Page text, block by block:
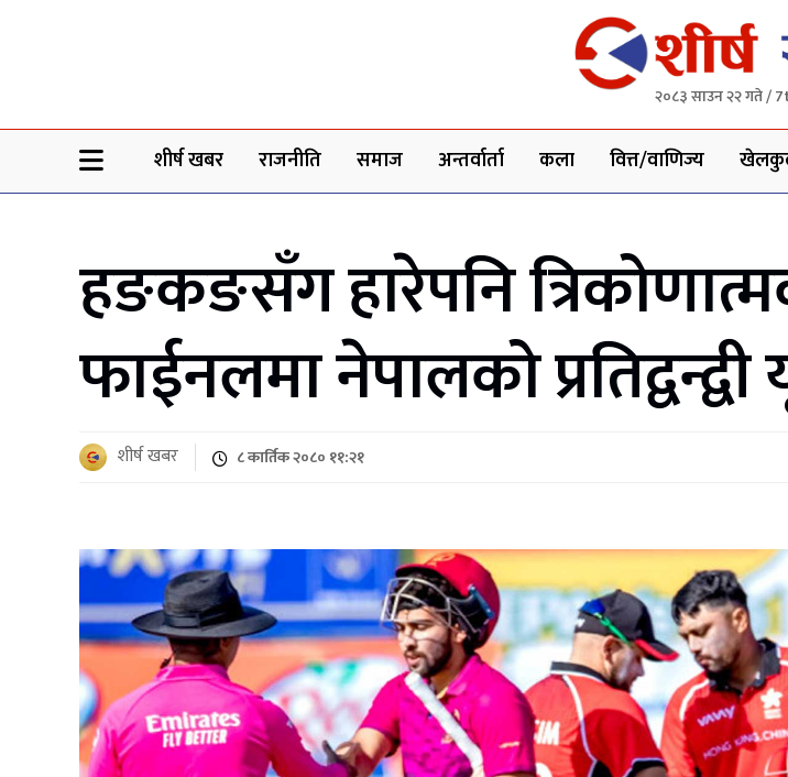
२०८३ साउन २२ गते /
शीर्ष खबर राजनीति समाज अन्तर्वार्ता कला वित्त/वाणिज्य
हङकङसँग हारेपनि
फाईनलमा नेपालको
शीर्ष खबर ८ कार्तिक २०८० ११:२१